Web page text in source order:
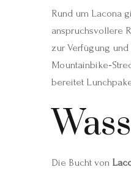
Rund um Lacona
anspruchsvollere
zur Verfügung
bereitet
Die Bucht von